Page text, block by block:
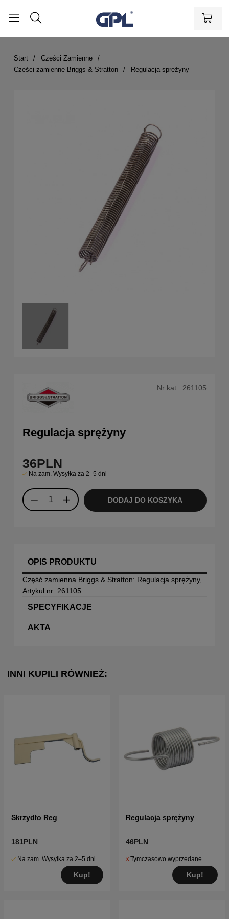
Start
Części Zamienne
Części zamienne Briggs & Stratton
Regulacja sprężyny
Nr kat.: 261105
Regulacja sprężyny
36PLN
Na zam. Wysyłka za 2–5 dni
DODAJ DO KOSZYKA
OPIS PRODUKTU
Część zamienna Briggs & Stratton: Regulacja sprężyny,
Artykuł nr: 261105
SPECYFIKACJE
AKTA
INNI KUPILI RÓWNIEŻ:
Skrzydło Reg
181PLN
Na zam. Wysyłka za 2–5 dni
Kup!
Regulacja sprężyny
46PLN
Tymczasowo wyprzedane
Kup!